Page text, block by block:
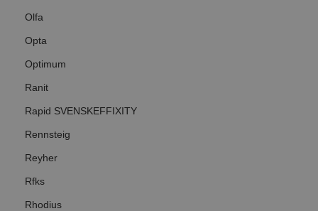
Olfa
Opta
Optimum
Ranit
Rapid SVENSKEFFIXITY
Rennsteig
Reyher
Rfks
Rhodius